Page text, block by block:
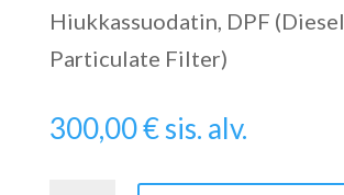
Hiukkassuodatin, DPF (Diesel
Particulate Filter)
300,00€sis. alv.